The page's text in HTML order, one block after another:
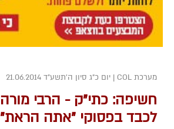
מערכת COL | יום כ"ג סיון ה׳תשע״ד 21.06.2014
חשיפה: כתי"ק - הרבי
לכבד בפסוקי "אתה הראת"